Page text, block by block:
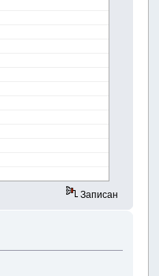
Записан